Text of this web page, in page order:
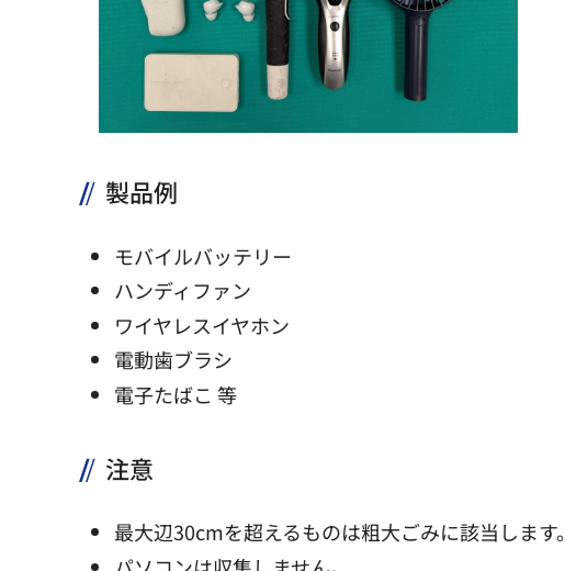
製品例
モバイルバッテリー
ハンディファン
ワイヤレスイヤホン
電動歯ブラシ
電子たばこ 等
注意
最大辺30cmを超えるものは粗大ごみに該当します。